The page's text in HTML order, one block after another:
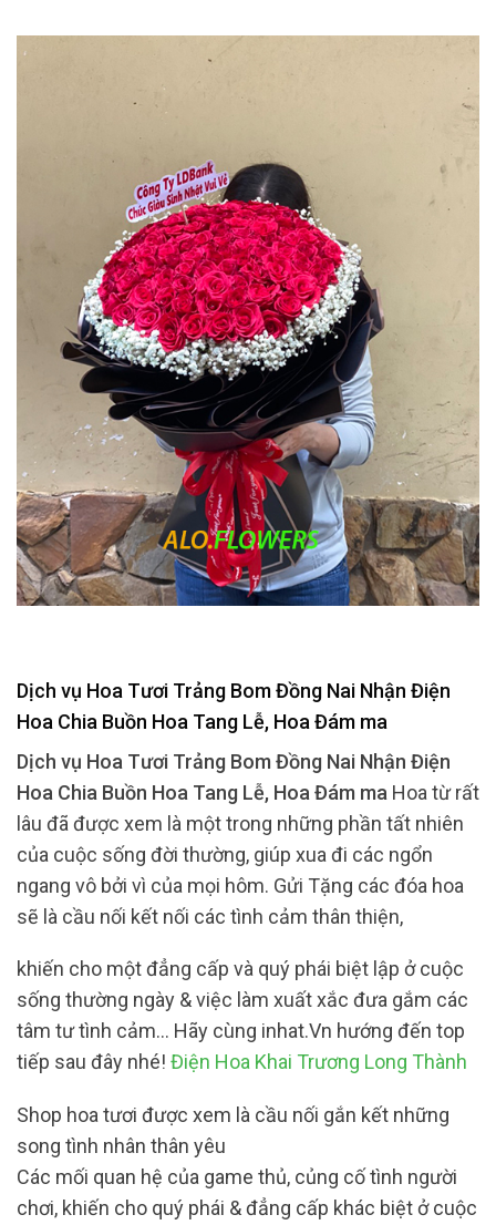
Dịch vụ Hoa Tươi Trảng Bom Đồng Nai Nhận Điện
Hoa Chia Buồn Hoa Tang Lễ, Hoa Đám ma
Dịch vụ Hoa Tươi Trảng Bom Đồng Nai Nhận Điện
Hoa Chia Buồn Hoa Tang Lễ, Hoa Đám ma Hoa từ rất
lâu đã được xem là một trong những phần tất nhiên
của cuộc sống đời thường, giúp xua đi các ngổn
ngang vô bởi vì của mọi hôm. Gửi Tặng các đóa hoa
sẽ là cầu nối kết nối các tình cảm thân thiện,
khiến cho một đẳng cấp và quý phái biệt lập ở cuộc
sống thường ngày & việc làm xuất xắc đưa gắm các
tâm tư tình cảm… Hãy cùng inhat.Vn hướng đến top
tiếp sau đây nhé! Điện Hoa Khai Trương Long Thành
Shop hoa tươi được xem là cầu nối gắn kết những
song tình nhân thân yêu
Các mối quan hệ của game thủ, củng cố tình người
chơi, khiến cho quý phái & đẳng cấp khác biệt ở cuộc